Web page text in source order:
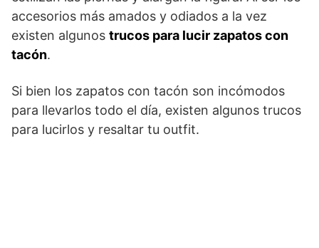
accesorios más amados y odiados a la vez
existen algunos trucos para lucir zapatos con
tacón.
Si bien los zapatos con tacón son incómodos
para llevarlos todo el día, existen algunos trucos
para lucirlos y resaltar tu outfit.